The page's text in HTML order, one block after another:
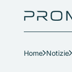
Home Notizie